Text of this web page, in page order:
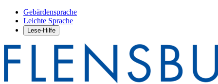
Gebärdensprache
Leichte Sprache
Lese-Hilfe